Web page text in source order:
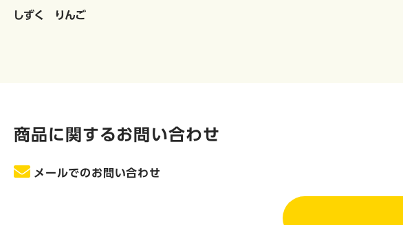
しずく りんご
商品に関するお問い合わせ
メールでのお問い合わせ